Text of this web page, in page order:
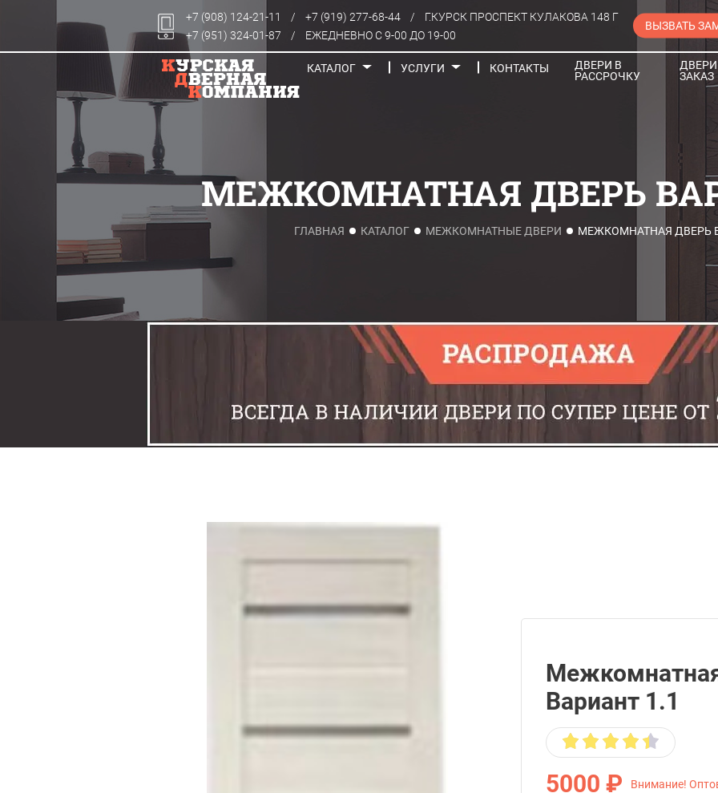
+7 (908) 124-21-11 / +7 (919) 277-68-44 /
Г.КУРСК ПРОСПЕКТ КУЛАКОВА 148 Г
+7 (951) 324-01-87
/ ЕЖЕДНЕВНО С 9-00 ДО 19-00
ВЫЗВАТЬ
КАТАЛОГ
Задвижки
Замки
УСЛУГИ КОНТАКТЫ
ДВЕРИ В
РАССРОЧКУ
ЗАКАЗ
МЕЖКОМНАТНАЯ ДВЕРЬ
ГЛАВНАЯ КАТАЛОГ МЕЖКОМНАТНЫЕ ДВЕРИ МЕЖКОМНАТНАЯ ДВЕРЬ
Вариант 1.1
5000 ₽
Внимание!